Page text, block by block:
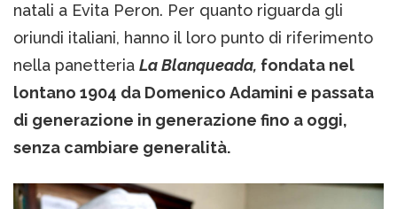
natali a Evita Peron. Per quanto riguarda gli
oriundi italiani, hanno il loro punto di riferimento
nella panetteria La Blanqueada, fondata nel
lontano 1904 da Domenico Adamini e passata
di generazione in generazione fino a oggi,
senza cambiare generalità.